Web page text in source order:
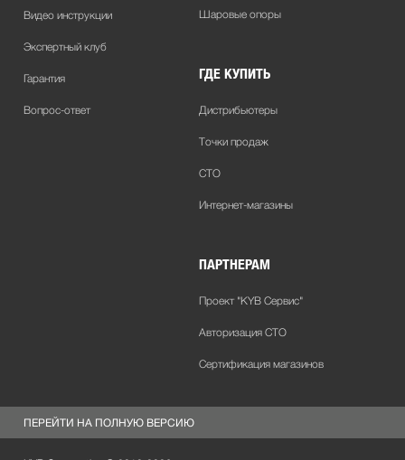
Видео инструкции
Экспертный клуб
Гарантия
Вопрос-ответ
Шаровые опоры
ГДЕ КУПИТЬ
Дистрибьютеры
Точки продаж
СТО
Интернет-магазины
ПАРТНЕРАМ
Проект "KYB Сервис"
Авторизация СТО
Сертификация магазинов
ПЕРЕЙТИ НА ПОЛНУЮ ВЕРСИЮ